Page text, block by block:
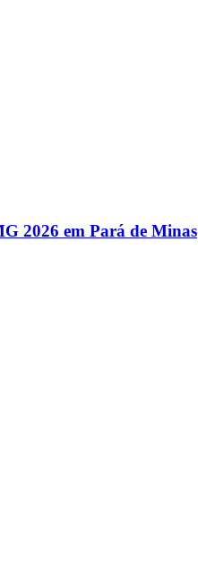
2026 em Pará de Minas